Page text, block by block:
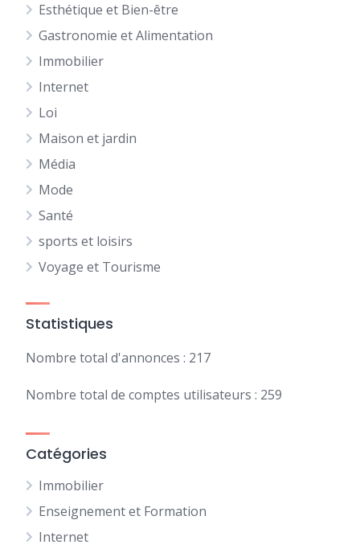
Esthétique et Bien-être
Gastronomie et Alimentation
Immobilier
Internet
Loi
Maison et jardin
Média
Mode
Santé
sports et loisirs
Voyage et Tourisme
Statistiques
Nombre total d'annonces : 217
Nombre total de comptes utilisateurs : 259
Catégories
Immobilier
Enseignement et Formation
Internet